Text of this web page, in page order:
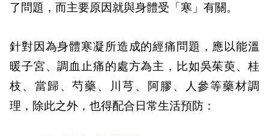
了問題，而主要原因就與身體受「寒」有關。
針對因為身體寒凝所造成的經痛問題，應以能溫
暖子宮、調血止痛的處方為主，比如吳茱萸、桂
枝、當歸、芍藥、川芎、阿膠、人參等藥材調
理，除此之外，也得配合日常生活預防：